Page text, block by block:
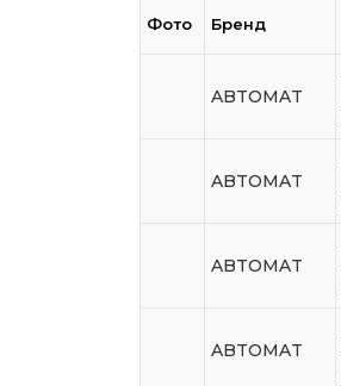
Фото Бренд
ABTOMAT
ABTOMAT
ABTOMAT
ABTOMAT